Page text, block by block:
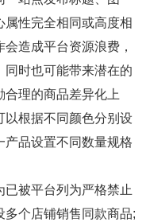
属性完全相同或高度相
造成平台资源浪费，
同时也可能带来潜在的
合理的商品差异化上
以根据不同颜色分别设
产品设置不同数量规格
被平台列为严格禁止
多个店铺销售同款商品;